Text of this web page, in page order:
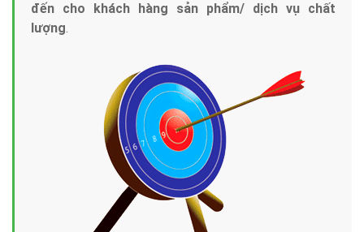
đến cho khách hàng sản phẩm/ dịch vụ chất
lượng.